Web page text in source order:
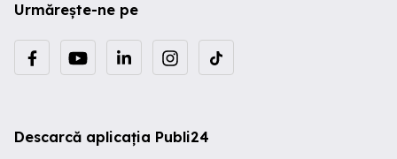
Urmărește-ne pe
Descarcă aplicația Publi24